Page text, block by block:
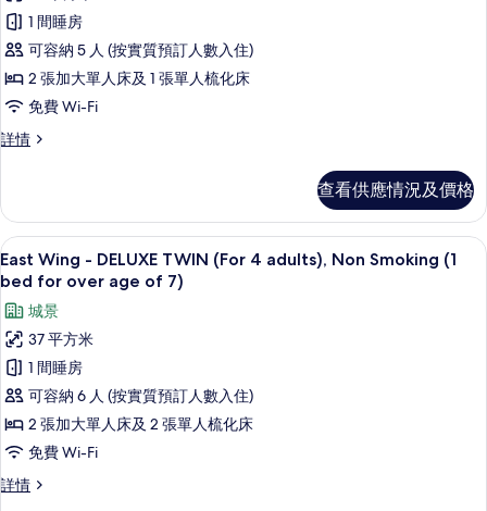
片
詳
情
East
Wing
-
DELUXE
TWIN
(For
Non
Smoking
(1
bed
for
over
age
of
7)
的
片
1 間睡房
可容納 5 人 (按實質預訂人數入住)
2 張加大單人床及 1 張單人梳化床
免費 Wi-Fi
詳情
East
TWIN
(For
3
adults),
Smoking
(1
bed
for
over
of
7)
情
查看供應情況及價格
載
入
所
有
East
Wing
-
DELUXE
TWIN
(For
高級寢具、羽絨被、房內夾萬、手提
16
East Wing - DELUXE TWIN (For 4 adults), Non Smoking (1
bed for over age of 7)
城景
37 平方米
1 間睡房
可容納 6 人 (按實質預訂人數入住)
2 張加大單人床及 2 張單人梳化床
免費 Wi-Fi
詳情
East